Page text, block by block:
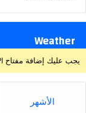
Weather
يجب عليك إضافة مفتاح API للطقس من خلال صفحة إعدادات القالب > الدمج.
الأشهر